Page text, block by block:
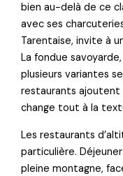
bien au-delà de ce
avec ses
Tarentaise, invite à
La fondue
plusieurs variantes
restaurants ajoutent
change tout à la
Les restaurants
particulière.
pleine montagne,